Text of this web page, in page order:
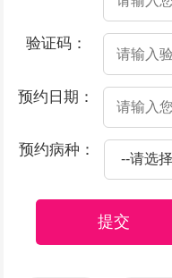
验证码：
预约日期：
预约病种：
提交